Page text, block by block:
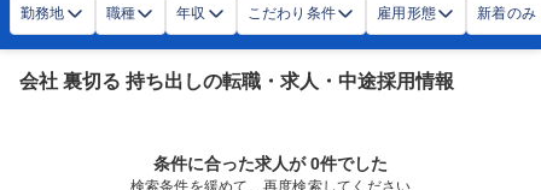
勤務地 職種 年収 こだわり条件 雇用形態 新着のみ
会社 裏切る 持ち出しの転職・求人・中途採用情報
条件に合った求人が 0件でした
検索条件を緩めて、再度検索してください